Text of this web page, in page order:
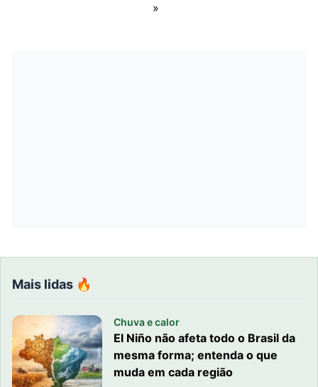
»
Mais lidas 🔥
Chuva e calor
El Niño não afeta todo o Brasil da
mesma forma; entenda o que
muda em cada região